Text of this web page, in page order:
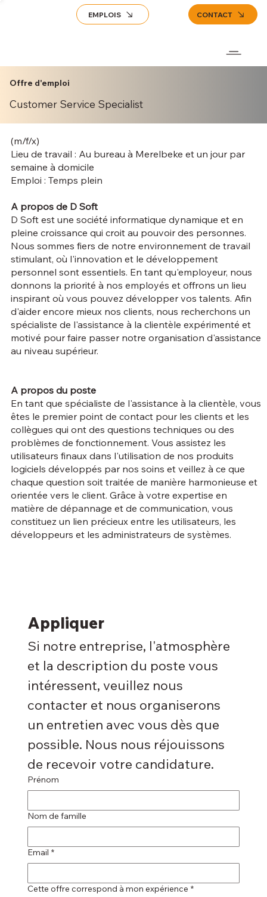
EMPLOIS CONTACT
Offre d'emploi
Customer Service Specialist
(m/f/x)
Lieu de travail : Au bureau à Merelbeke et un jour par
semaine à domicile
Emploi : Temps plein
A propos de D Soft
D Soft est une société informatique dynamique et en
pleine croissance qui croit au pouvoir des personnes.
Nous sommes fiers de notre environnement de travail
stimulant, où l'innovation et le développement
personnel sont essentiels. En tant qu'employeur, nous
donnons la priorité à nos employés et offrons un lieu
inspirant où vous pouvez développer vos talents. Afin
d'aider encore mieux nos clients, nous recherchons un
spécialiste de l'assistance à la clientèle expérimenté et
motivé pour faire passer notre organisation d'assistance
au niveau supérieur.
A propos du poste
En tant que spécialiste de l'assistance à la clientèle, vous
êtes le premier point de contact pour les clients et les
collègues qui ont des questions techniques ou des
problèmes de fonctionnement. Vous assistez les
utilisateurs finaux dans l'utilisation de nos produits
logiciels développés par nos soins et veillez à ce que
chaque question soit traitée de manière harmonieuse et
orientée vers le client. Grâce à votre expertise en
matière de dépannage et de communication, vous
constituez un lien précieux entre les utilisateurs, les
développeurs et les administrateurs de systèmes.
Appliquer
Si notre entreprise, l'atmosphère
et la description du poste vous
intéressent, veuillez nous
contacter et nous organiserons
un entretien avec vous dès que
possible. Nous nous réjouissons
de recevoir votre candidature.
Prénom
Nom de famille
Email *
Cette offre correspond à mon expérience *